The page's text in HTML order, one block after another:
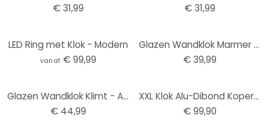
€ 31,99
€ 31,99
LED Ring met Klok - Modern
vanaf € 99,99
Glazen Wandklok Marmer Look
€ 39,99
Glazen Wandklok Klimt - Adele Bloch
€ 44,99
XXL Klok Alu-Dibond Koper - Ø 70 cm
€ 99,90